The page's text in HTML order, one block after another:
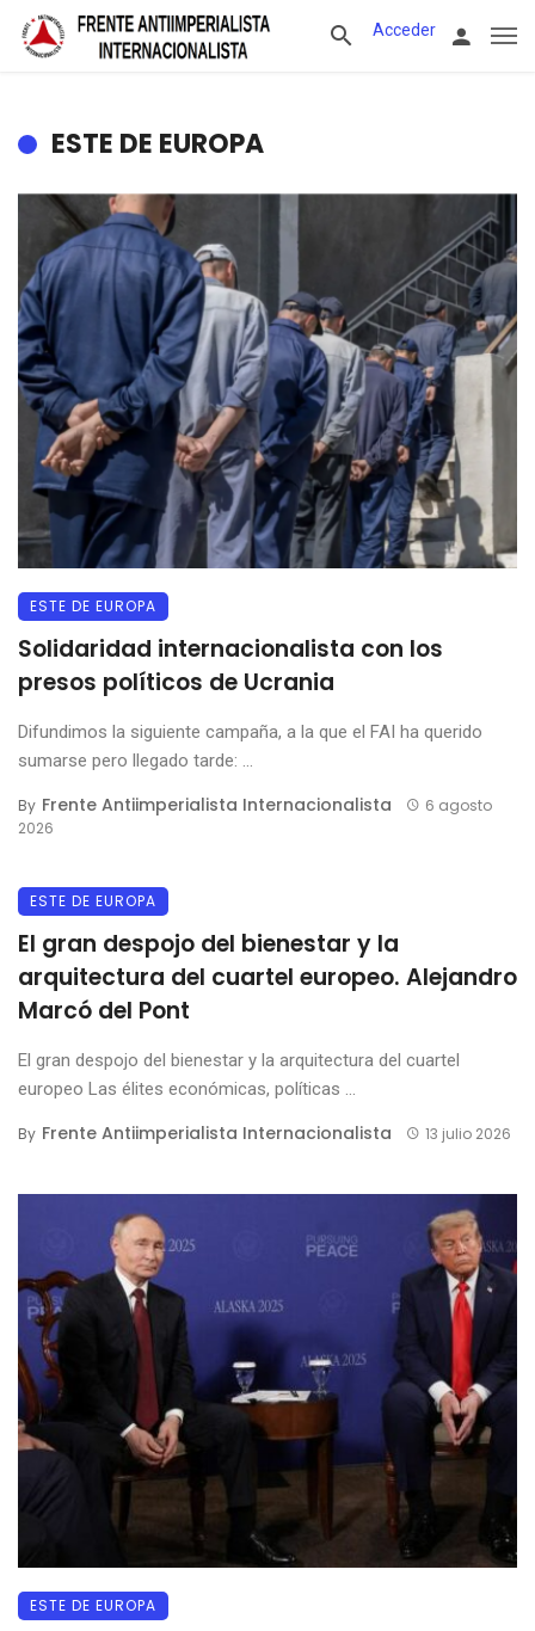
Acceder
ESTE DE EUROPA
ESTE DE EUROPA
Solidaridad internacionalista con los
presos políticos de Ucrania
Difundimos la siguiente campaña, a la que el FAI ha querido
sumarse pero llegado tarde: ...
By Frente Antiimperialista Internacionalista
6 agosto
2026
ESTE DE EUROPA
El gran despojo del bienestar y la
arquitectura del cuartel europeo. Alejandro
Marcó del Pont
El gran despojo del bienestar y la arquitectura del cuartel
europeo Las élites económicas, políticas ...
By Frente Antiimperialista Internacionalista 13 julio 2026
ESTE DE EUROPA